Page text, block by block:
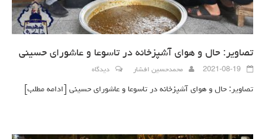
تصاویر: حال و هوای آشپزخانه در تاسوعا و عاشورای حسینی
2021-08-19 محمدحسین افشار دیدگاه
تصاویر: حال و هوای آشپزخانه در تاسوعا و عاشورای حسینی [ادامه مطلب]